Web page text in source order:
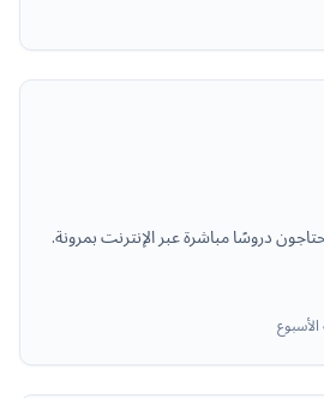
دروسًا مباشرة عبر الإنترنت بمرونة.